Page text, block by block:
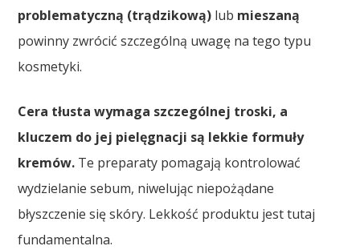
problematyczną (trądzikową) lub mieszaną
powinny zwrócić szczególną uwagę na tego typu
kosmetyki.
Cera tłusta wymaga szczególnej troski, a
kluczem do jej pielęgnacji są lekkie formuły
kremów. Te preparaty pomagają kontrolować
wydzielanie sebum, niwelując niepożądane
błyszczenie się skóry. Lekkość produktu jest tutaj
fundamentalna.